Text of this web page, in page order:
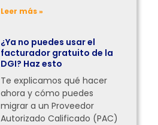
Leer más »
¿Ya no puedes usar el
facturador gratuito de la
DGI? Haz esto
Te explicamos qué hacer
ahora y cómo puedes
migrar a un Proveedor
Autorizado Calificado (PAC)